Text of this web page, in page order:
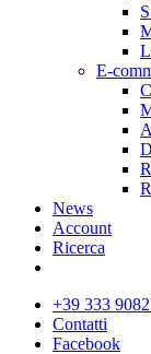
E-
News
Account
Ricerca
+39 333
Contatti
Facebook